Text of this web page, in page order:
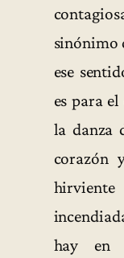
sinónimo
ese
es para
la danza
corazón
hay en